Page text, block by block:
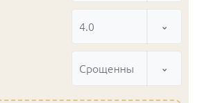
4.0
Срощенный